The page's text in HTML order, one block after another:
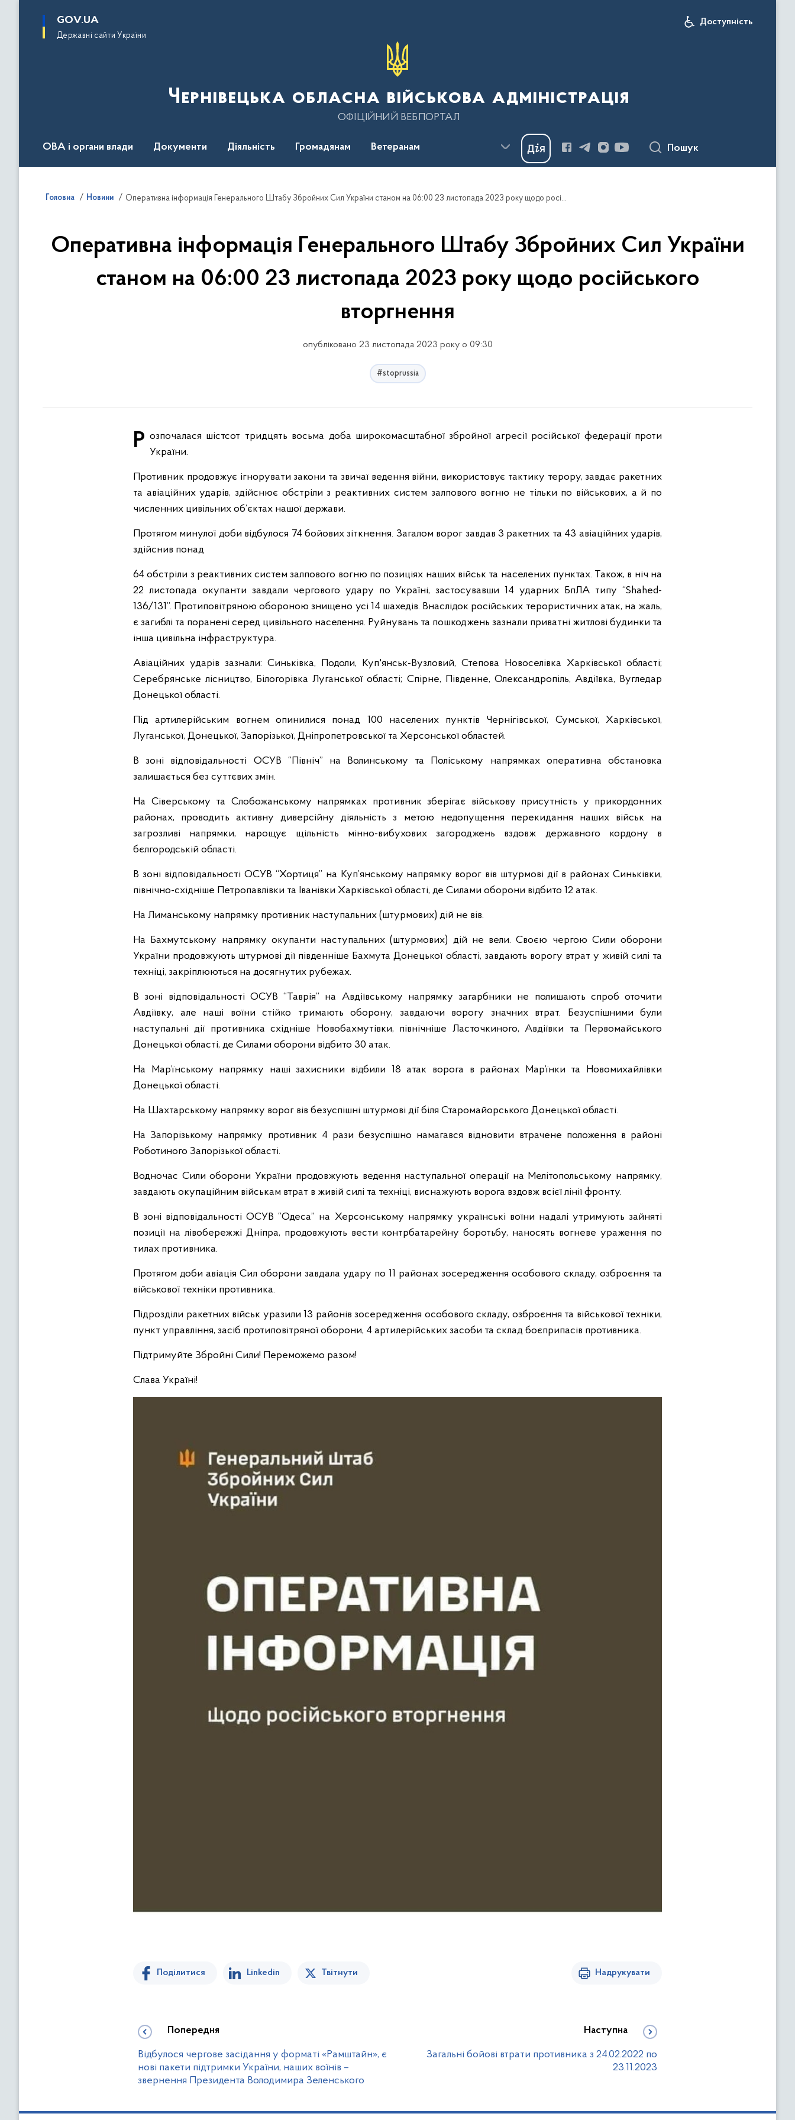
основного
GOV.UA
Державні сайти України
Доступність
Чернівецька обласна військова адміністрація
ОФІЦІЙНИЙ ВЕБПОРТАЛ
ОВА і органи влади Документи Діяльність Громадянам Ветеранам Пошук
Головна Новини Оперативна інформація Генерального Штабу Збройних Сил України станом на 06:00 23 листопада 2023 року щодо російського вторгнення
Оперативна інформація Генерального Штабу Збройних Сил України
станом на 06:00 23 листопада 2023 року щодо російського
вторгнення
опубліковано 23 листопада 2023 року о 09:30
#stoprussia
Розпочалася шістсот тридцять восьма доба широкомасштабної збройної агресії російської федерації проти України.
Противник продовжує ігнорувати закони та звичаї ведення війни, використовує тактику терору, завдає ракетних
та авіаційних ударів, здійснює обстріли з реактивних систем залпового вогню не тільки по військових, а й по
численних цивільних об’єктах нашої держави.
Протягом минулої доби відбулося 74 бойових зіткнення. Загалом ворог завдав 3 ракетних та 43 авіаційних ударів,
здійснив понад
64 обстріли з реактивних систем залпового вогню по позиціях наших військ та населених пунктах. Також, в ніч на
22 листопада окупанти завдали чергового удару по Україні, застосувавши 14 ударних БпЛА типу “Shahed-
136/131”. Протиповітряною обороною знищено усі 14 шахедів. Внаслідок російських терористичних атак, на жаль,
є загиблі та поранені серед цивільного населення. Руйнувань та пошкоджень зазнали приватні житлові будинки та
інша цивільна інфраструктура.
Авіаційних ударів зазнали: Синьківка, Подоли, Куп'янськ-Вузловий, Степова Новоселівка Харківської області;
Серебрянське лісництво, Білогорівка Луганської області; Спірне, Південне, Олександропіль, Авдіївка, Вугледар
Донецької області.
Під артилерійським вогнем опинилися понад 100 населених пунктів Чернігівської, Сумської, Харківської,
Луганської, Донецької, Запорізької, Дніпропетровської та Херсонської областей.
В зоні відповідальності ОСУВ “Північ” на Волинському та Поліському напрямках оперативна обстановка
залишається без суттєвих змін.
На Сіверському та Слобожанському напрямках противник зберігає військову присутність у прикордонних
районах, проводить активну диверсійну діяльність з метою недопущення перекидання наших військ на
загрозливі напрямки, нарощує щільність мінно-вибухових загороджень вздовж державного кордону в
бєлгородській області.
В зоні відповідальності ОСУВ “Хортиця” на Куп’янському напрямку ворог вів штурмові дії в районах Синьківки,
північно-східніше Петропавлівки та Іванівки Харківської області, де Силами оборони відбито 12 атак.
На Лиманському напрямку противник наступальних (штурмових) дій не вів.
На Бахмутському напрямку окупанти наступальних (штурмових) дій не вели. Своєю чергою Сили оборони
України продовжують штурмові дії південніше Бахмута Донецької області, завдають ворогу втрат у живій силі та
техніці, закріплюються на досягнутих рубежах.
В зоні відповідальності ОСУВ “Таврія” на Авдіївському напрямку загарбники не полишають спроб оточити
Авдіївку, але наші воїни стійко тримають оборону, завдаючи ворогу значних втрат. Безуспішними були
наступальні дії противника східніше Новобахмутівки, північніше Ласточкиного, Авдіївки та Первомайського
Донецької області, де Силами оборони відбито 30 атак.
На Мар’їнському напрямку наші захисники відбили 18 атак ворога в районах Мар’їнки та Новомихайлівки
Донецької області.
На Шахтарському напрямку ворог вів безуспішні штурмові дії біля Старомайорського Донецької області.
На Запорізькому напрямку противник 4 рази безуспішно намагався відновити втрачене положення в районі
Роботиного Запорізької області.
Водночас Сили оборони України продовжують ведення наступальної операції на Мелітопольському напрямку,
завдають окупаційним військам втрат в живій силі та техніці, виснажують ворога вздовж всієї лінії фронту.
В зоні відповідальності ОСУВ “Одеса” на Херсонському напрямку українські воїни надалі утримують зайняті
позиції на лівобережжі Дніпра, продовжують вести контрбатарейну боротьбу, наносять вогневе ураження по
тилах противника.
Протягом доби авіація Сил оборони завдала удару по 11 районах зосередження особового складу, озброєння та
військової техніки противника.
Підрозділи ракетних військ уразили 13 районів зосередження особового складу, озброєння та військової техніки,
пункт управління, засіб протиповітряної оборони, 4 артилерійських засоби та склад боєприпасів противника.
Підтримуйте Збройні Сили! Переможемо разом!
Слава Україні!
Поділитися Linkedin Твітнути Надрукувати
Попередня
Відбулося чергове засідання у форматі «Рамштайн», є
нові пакети підтримки України, наших воїнів –
звернення Президента Володимира Зеленського
Наступна
Загальні бойові втрати противника з 24.02.2022 по
23.11.2023